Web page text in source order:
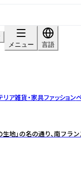
メニュー
言語
リア雑貨・家具ファッション
生地」の名の通り、南フ